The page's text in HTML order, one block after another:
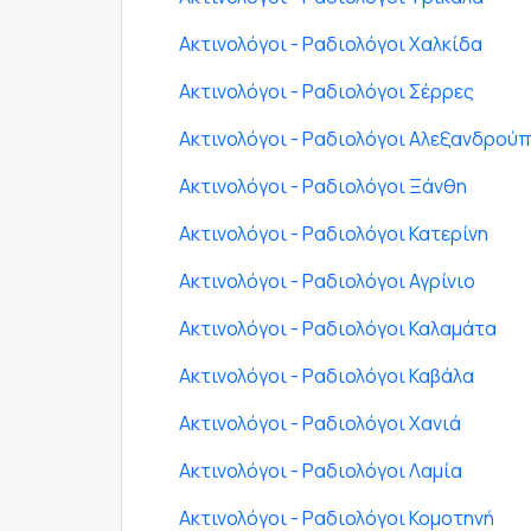
Ακτινολόγοι - Ραδιολόγοι Χαλκίδα
Ακτινολόγοι - Ραδιολόγοι Σέρρες
Ακτινολόγοι - Ραδιολόγοι
Ακτινολόγοι - Ραδιολόγοι Ξάνθη
Ακτινολόγοι - Ραδιολόγοι Κατερίνη
Ακτινολόγοι - Ραδιολόγοι Αγρίνιο
Ακτινολόγοι - Ραδιολόγοι Καλαμάτα
Ακτινολόγοι - Ραδιολόγοι Καβάλα
Ακτινολόγοι - Ραδιολόγοι Χανιά
Ακτινολόγοι - Ραδιολόγοι Λαμία
Ακτινολόγοι - Ραδιολόγοι Κομοτηνή